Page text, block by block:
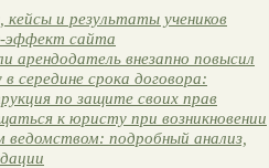
и результаты учеников
эффект сайта
арендодатель внезапно повысил
середине срока договора:
по защите своих прав
к юристу при возникновении
ведомством: подробный анализ,